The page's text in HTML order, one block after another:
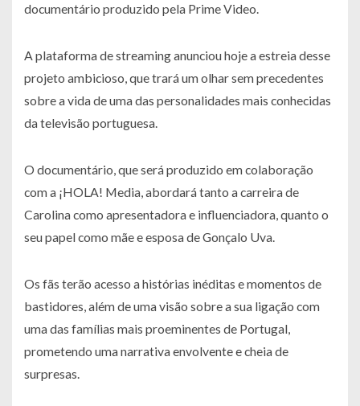
documentário produzido pela Prime Video.
A plataforma de streaming anunciou hoje a estreia desse
projeto ambicioso, que trará um olhar sem precedentes
sobre a vida de uma das personalidades mais conhecidas
da televisão portuguesa.
O documentário, que será produzido em colaboração
com a ¡HOLA! Media, abordará tanto a carreira de
Carolina como apresentadora e influenciadora, quanto o
seu papel como mãe e esposa de Gonçalo Uva.
Os fãs terão acesso a histórias inéditas e momentos de
bastidores, além de uma visão sobre a sua ligação com
uma das famílias mais proeminentes de Portugal,
prometendo uma narrativa envolvente e cheia de
surpresas.